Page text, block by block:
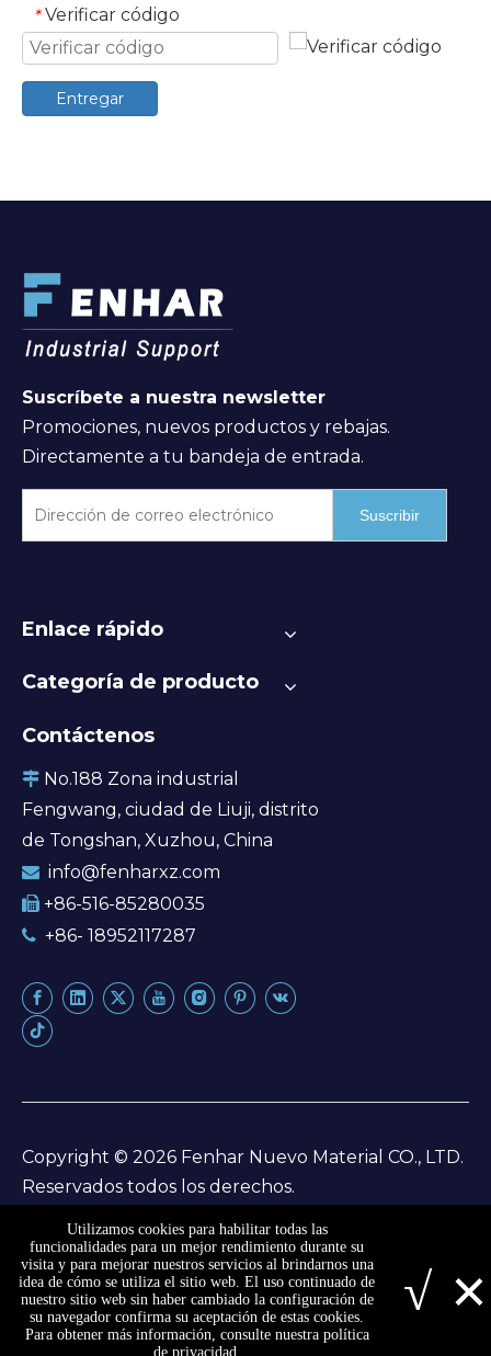
* Verificar código
Entregar
Suscríbete a nuestra newsletter
Promociones, nuevos productos y rebajas.
Directamente a tu bandeja de entrada.
Suscribir
Enlace rápido
Categoría de producto
Contáctenos
 No.188 Zona industrial
Fengwang, ciudad de Liuji, distrito
de Tongshan, Xuzhou, China
 info@fenharxz.com
 +86-516-85280035
 +86- 18952117287
Copyright © 2026 Fenhar Nuevo Material CO., LTD.
Reservados todos los derechos.
Mapa del sitio
Mapa del sitio | política de privacidad
Utilizamos cookies para habilitar todas las
funcionalidades para un mejor rendimiento durante su
visita y para mejorar nuestros servicios al brindarnos una
idea de cómo se utiliza el sitio web. El uso continuado de
nuestro sitio web sin haber cambiado la configuración de
su navegador confirma su aceptación de estas cookies.
Para obtener más información, consulte nuestra política
de privacidad.
√ ×